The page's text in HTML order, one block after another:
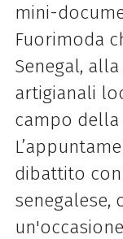
mini-
Fuorimoda
Senegal,
artigianali
campo della
dibattito
senegalese,